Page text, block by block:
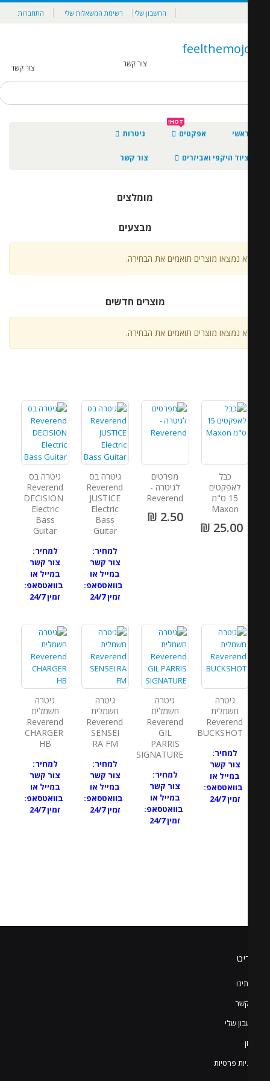
החשבון שלי רשימת המשאלות שלי התחברות
צור קשר צור קשר0
אפקטים
היקפי ואביזרים צור קשר
מומלצים
מבצעים
נמצאו מוצרים תואמים את הבחירה.
מוצרים חדשים
נמצאו מוצרים תואמים את הבחירה.
לאפקטים
15 ס"מ
Maxon
25.00 ₪
מפרטים
לגיטרה -
Reverend
2.50 ₪
גיטרה בס
Reverend
JUSTICE
Electric
Guitar
למחיר:
צור קשר
במייל או
בוואטסאפ:
גיטרה בס
Reverend
DECISION
Electric
Guitar
למחיר:
צור קשר
במייל או
בוואטסאפ:
חשמלית
Reverend
BUCKSHOT
למחיר:
צור קשר
במייל או
בוואטסאפ:
חשמלית
Reverend
PARRIS
SIGNATURE
למחיר:
צור קשר
במייל או
בוואטסאפ:
חשמלית
Reverend
SENSEI
RA FM
למחיר:
צור קשר
במייל או
בוואטסאפ:
חשמלית
Reverend
CHARGER
למחיר:
צור קשר
במייל או
בוואטסאפ:
שלי
פרטיות